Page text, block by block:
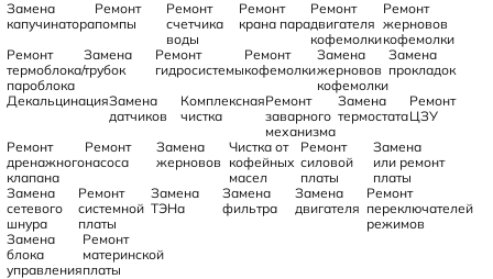
Замена
капучинатора
Ремонт
помпы
Ремонт
счетчика
воды
Ремонт
крана пара
Ремонт
двигателя
кофемолки
Ремонт
жерновов
кофемолки
Ремонт
термоблока/
пароблока
Замена
трубок
Ремонт
гидросистемы
Ремонт
кофемолки
Замена
жерновов
кофемолки
Замена
прокладок
ДекальцинацияЗамена
датчиков
Комплексная
чистка
Ремонт
заварного
механизма
Замена
термостата
Ремонт
ЦЗУ
Ремонт
дренажного
клапана
Ремонт
насоса
Замена
жерновов
Чистка от
кофейных
масел
Ремонт
силовой
платы
Замена
или ремонт
платы
Замена
сетевого
шнура
Ремонт
системной
платы
Замена
ТЭНа
Замена
фильтра
Замена
двигателя
Ремонт
переключателей
режимов
Замена
блока
управления
Ремонт
материнской
платы